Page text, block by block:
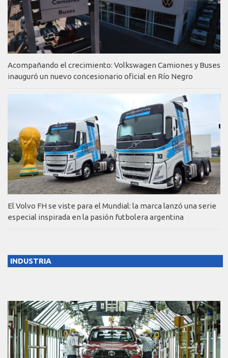
Acompañando el crecimiento: Volkswagen Camiones y Buses
inauguró un nuevo concesionario oficial en Río Negro
El Volvo FH se viste para el Mundial: la marca lanzó una serie
especial inspirada en la pasión futbolera argentina
INDUSTRIA